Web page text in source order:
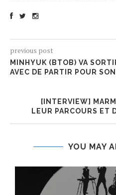
previous post
MINHYUK (BTOB) VA
AVEC DE PARTIR POUR
[INTERVIEW]
LEUR PARCOURS ET
YOU MAY